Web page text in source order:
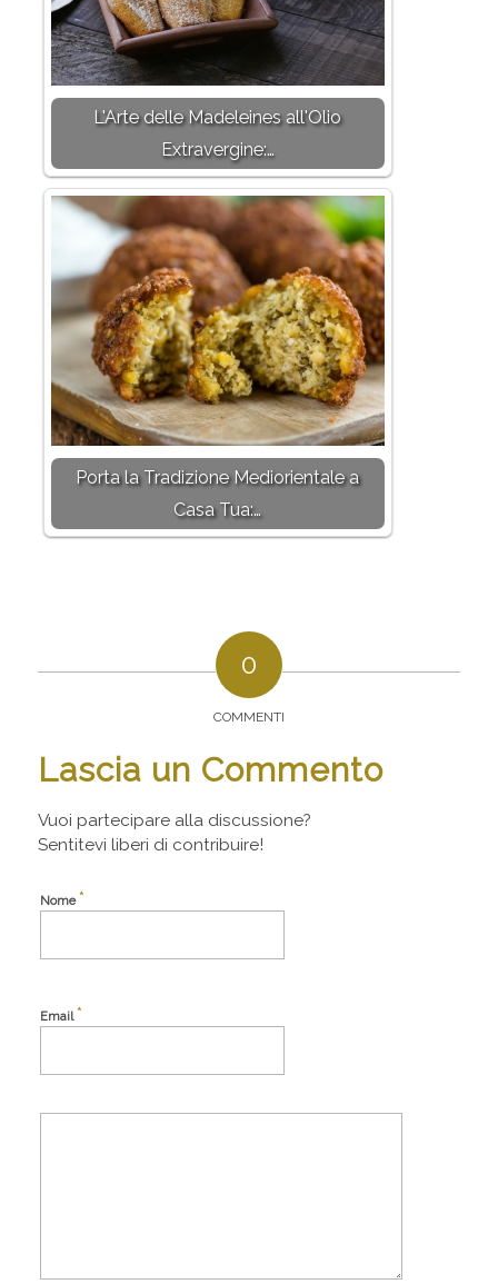
L'Arte delle Madeleines all'Olio
Extravergine:…
Porta la Tradizione Mediorientale a
Casa Tua:…
0
COMMENTI
Lascia un Commento
Vuoi partecipare alla discussione?
Sentitevi liberi di contribuire!
Nome*
Email*